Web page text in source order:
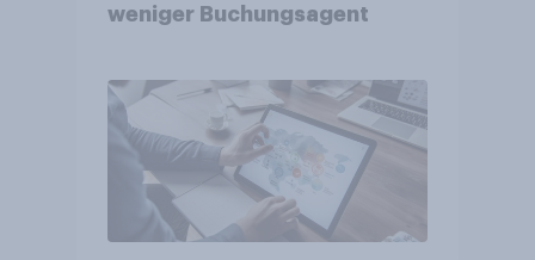
weniger Buchungsagent